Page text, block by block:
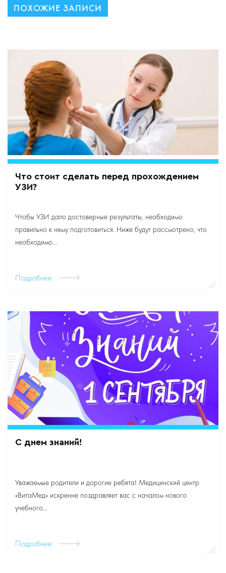
ПОХОЖИЕ ЗАПИСИ
Что стоит сделать перед прохождением
УЗИ?
Чтобы УЗИ дало достоверные результаты, необходимо
правильно к нему подготовиться. Ниже будут рассмотрено, что
необходимо...
Подробнее
С днем знаний!
Уважаемые родители и дорогие ребята! Медицинский центр
«ВитаМед» искренне поздравляет вас с началом нового
учебного...
Подробнее